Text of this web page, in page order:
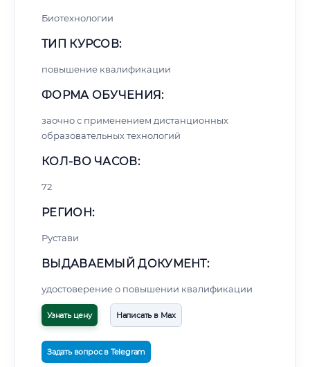
Биотехнологии
ТИП КУРСОВ:
повышение квалификации
ФОРМА ОБУЧЕНИЯ:
заочно с применением дистанционных
образовательных технологий
КОЛ-ВО ЧАСОВ:
72
РЕГИОН:
Рустави
ВЫДАВАЕМЫЙ ДОКУМЕНТ:
удостоверение о повышении квалификации
Узнать цену Написать в Max
Задать вопрос в Telegram